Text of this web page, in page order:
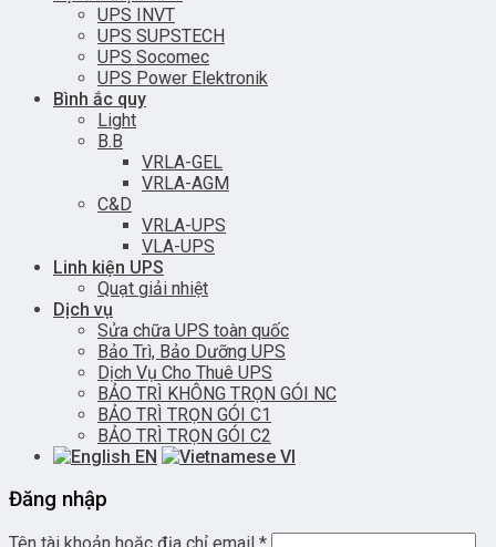
UPS INVT
UPS SUPSTECH
UPS Socomec
UPS Power Elektronik
Bình ắc quy
Light
B.B
VRLA-GEL
VRLA-AGM
C&D
VRLA-UPS
VLA-UPS
Linh kiện UPS
Quạt giải nhiệt
Dịch vụ
Sửa chữa UPS toàn quốc
Bảo Trì, Bảo Dưỡng UPS
Dịch Vụ Cho Thuê UPS
BẢO TRÌ KHÔNG TRỌN GÓI NC
BẢO TRÌ TRỌN GÓI C1
BẢO TRÌ TRỌN GÓI C2
EN
VI
Đăng nhập